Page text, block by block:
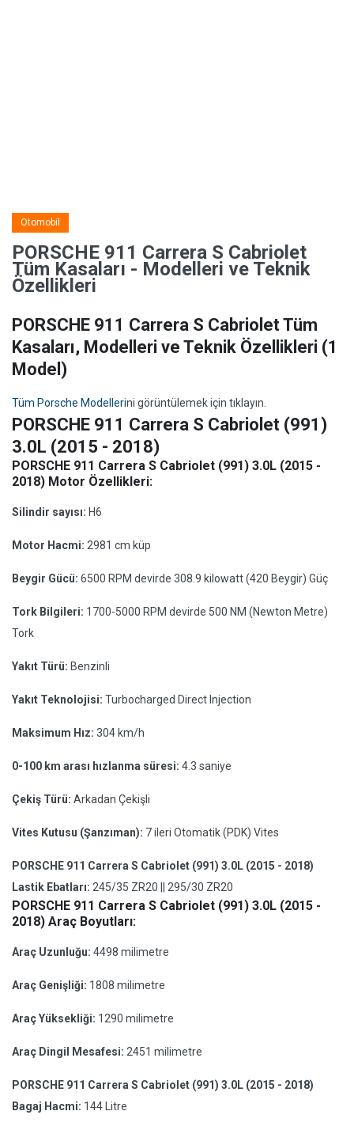
Otomobil
PORSCHE 911 Carrera S Cabriolet
Tüm Kasaları - Modelleri ve Teknik
Özellikleri
PORSCHE 911 Carrera S Cabriolet Tüm
Kasaları, Modelleri ve Teknik Özellikleri (1
Model)
Tüm Porsche Modellerini görüntülemek için tıklayın.
PORSCHE 911 Carrera S Cabriolet (991)
3.0L (2015 - 2018)
PORSCHE 911 Carrera S Cabriolet (991) 3.0L (2015 -
2018) Motor Özellikleri:
Silindir sayısı: H6
Motor Hacmi: 2981 cm küp
Beygir Gücü: 6500 RPM devirde 308.9 kilowatt (420 Beygir) Güç
Tork Bilgileri: 1700-5000 RPM devirde 500 NM (Newton Metre)
Tork
Yakıt Türü: Benzinli
Yakıt Teknolojisi: Turbocharged Direct Injection
Maksimum Hız: 304 km/h
0-100 km arası hızlanma süresi: 4.3 saniye
Çekiş Türü: Arkadan Çekişli
Vites Kutusu (Şanzıman): 7 ileri Otomatik (PDK) Vites
PORSCHE 911 Carrera S Cabriolet (991) 3.0L (2015 - 2018)
Lastik Ebatları: 245/35 ZR20 || 295/30 ZR20
PORSCHE 911 Carrera S Cabriolet (991) 3.0L (2015 -
2018) Araç Boyutları:
Araç Uzunluğu: 4498 milimetre
Araç Genişliği: 1808 milimetre
Araç Yüksekliği: 1290 milimetre
Araç Dingil Mesafesi: 2451 milimetre
PORSCHE 911 Carrera S Cabriolet (991) 3.0L (2015 - 2018)
Bagaj Hacmi: 144 Litre